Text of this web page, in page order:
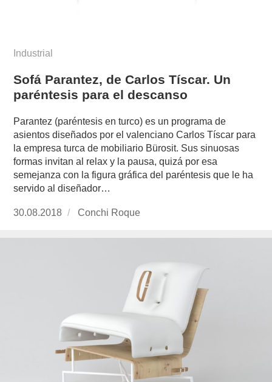
Industrial
Sofá Parantez, de Carlos Tíscar. Un
paréntesis para el descanso
Parantez (paréntesis en turco) es un programa de
asientos diseñados por el valenciano Carlos Tíscar para
la empresa turca de mobiliario Bürosit. Sus sinuosas
formas invitan al relax y la pausa, quizá por esa
semejanza con la figura gráfica del paréntesis que le ha
servido al diseñador…
Publicado
30.08.2018
https://www.experimenta.es/author/conchi-
Conchi Roque